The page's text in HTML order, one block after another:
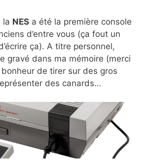
la NES a été la première console
d’entre vous (ça fout un
ça). A titre personnel,
gravé dans ma mémoire (merci
de tirer sur des gros
des canards…